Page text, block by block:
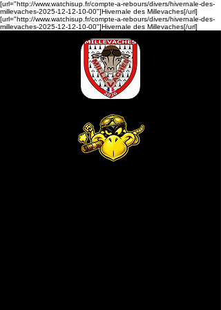
[url="http://www.watchisup.fr/compte-a-rebours/divers/hivernale-des-
millevaches-2025-12-12-10-00"]Hivernale des Millevaches[/url]
[url="http://www.watchisup.fr/compte-a-rebours/divers/hivernale-des-
millevaches-2025-12-12-10-00"]Hivernale des Millevaches[/url]